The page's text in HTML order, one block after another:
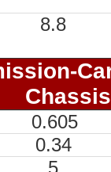
8.8
Chassis
0.605
0.34
5